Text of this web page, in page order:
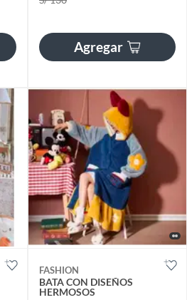
Agregar
FASHION
BATA CON DISEÑOS
HERMOSOS